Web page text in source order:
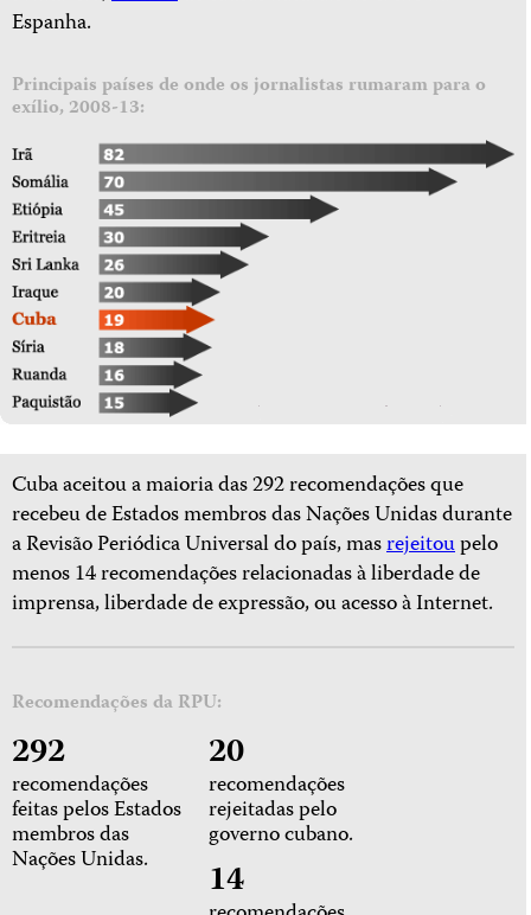
Espanha.
Principais países de onde os jornalistas rumaram para o
exílio, 2008-13:
Cuba aceitou a maioria das 292 recomendações que
recebeu de Estados membros das Nações Unidas durante
a Revisão Periódica Universal do país, masrejeitoupelo
menos 14 recomendações relacionadas à liberdade de
imprensa, liberdade de expressão, ou acesso à Internet.
Recomendações da RPU:
292
recomendações
feitas pelos Estados
membros das
Nações Unidas.
20
recomendações
rejeitadas pelo
governo cubano.
14